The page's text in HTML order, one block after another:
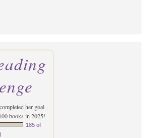
her goal
books in 2025!
185 of